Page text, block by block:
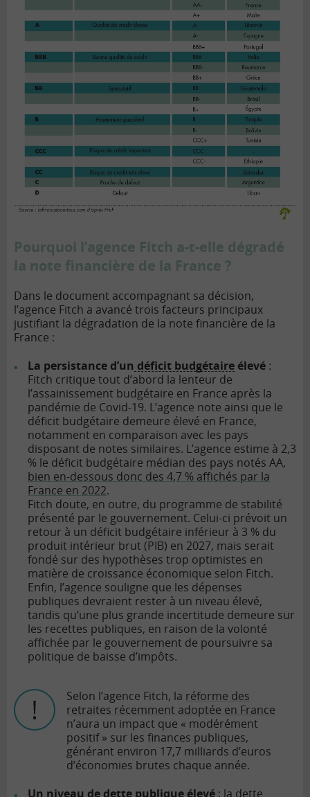
Pourquoi l’agence Fitch a-t-elle dégradé
la note financière de la France ?
Dans le document accompagnant sa décision,
l’agence Fitch a avancé trois facteurs principaux
justifiant la dégradation de la note financière de la
France :
La persistance d’un déficit budgétaire élevé :
Fitch critique tout d’abord la lenteur de
l’assainissement budgétaire en France après la
pandémie de Covid-19. L’agence note ainsi que le
déficit budgétaire demeure élevé en France,
notamment en comparaison avec les pays
disposant de notes similaires. L’agence estime à 2,3
% le déficit budgétaire médian des pays notés AA,
bien en-dessous donc des 4,7 % affichés par la
France en 2022.
Fitch doute, en outre, du programme de stabilité
présenté par le gouvernement. Celui-ci prévoit un
retour à un déficit budgétaire inférieur à 3 % du
produit intérieur brut (PIB) en 2027, mais serait
fondé sur des hypothèses trop optimistes en
matière de croissance économique selon Fitch.
Enfin, l’agence souligne que les dépenses
publiques devraient rester à un niveau élevé,
tandis qu’une plus grande incertitude demeure sur
les recettes publiques, en raison de la volonté
affichée par le gouvernement de poursuivre sa
politique de baisse d’impôts.
Selon l’agence Fitch, la réforme des
retraites récemment adoptée en France
n’aura un impact que « modérément
positif » sur les finances publiques,
générant environ 17,7 milliards d’euros
d’économies brutes chaque année.
Un niveau de dette publique élevé : la dette